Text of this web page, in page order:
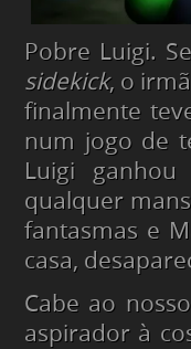
Pobre Luigi.
sidekick, o
finalmente
num jogo de
Luigi
qualquer
fantasmas e
casa,
Cabe ao
aspirador à